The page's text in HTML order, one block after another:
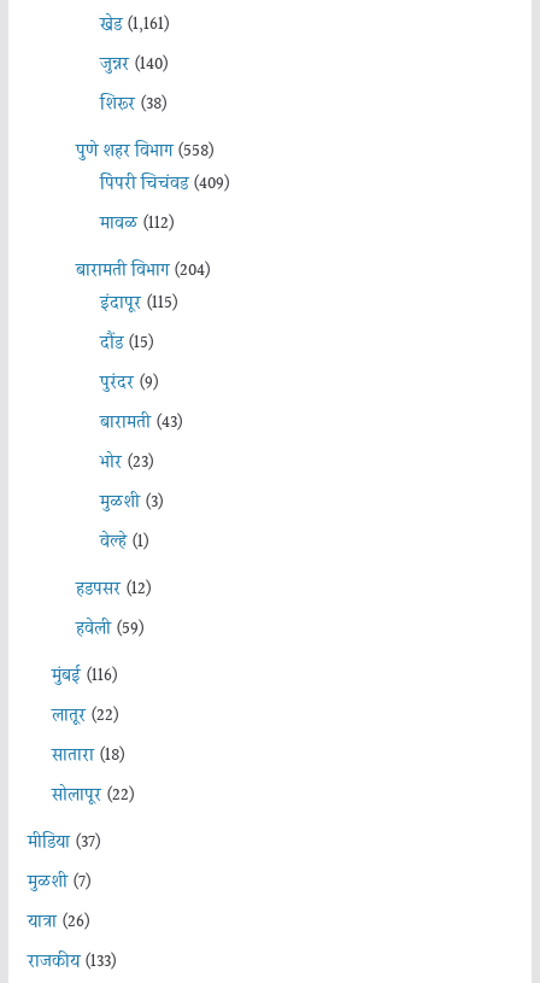
खेड(1,161)
जुन्नर(140)
शिरूर(38)
पुणे शहर विभाग(558)
पिंपरी चिचंवड(409)
मावळ(112)
बारामती विभाग(204)
इंदापूर(115)
दौंड(15)
पुरंदर(9)
बारामती(43)
भोर(23)
मुळशी(3)
वेल्हे(1)
हडपसर(12)
हवेली(59)
मुंबई(116)
लातूर(22)
सातारा(18)
सोलापूर(22)
मीडिया(37)
मुळशी(7)
यात्रा(26)
राजकीय(133)